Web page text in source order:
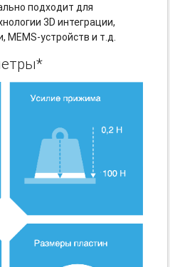
подходит для
3D интеграции,
MEMS-устройств и т.д.